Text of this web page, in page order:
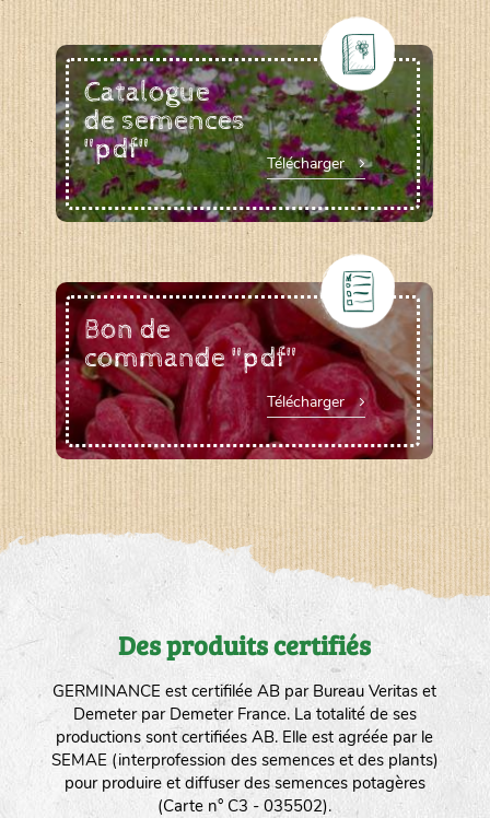
Catalogue
de semences
"pdf"
Télécharger
Bon de
commande "pdf"
Télécharger
Des produits certifiés
GERMINANCE est certifilée AB par Bureau Veritas et
Demeter par Demeter France. La totalité de ses
productions sont certifiées AB. Elle est agréée par le
SEMAE (interprofession des semences et des plants)
pour produire et diffuser des semences potagères
(Carte n° C3 - 035502).